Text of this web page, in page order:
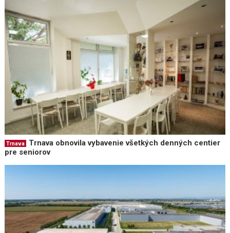
Trnava
Trnava obnovila vybavenie všetkých denných centier
pre seniorov